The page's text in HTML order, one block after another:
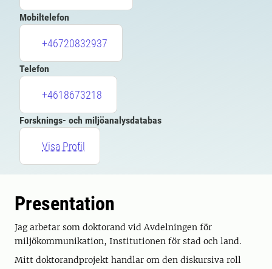
Mobiltelefon
+46720832937
Telefon
+4618673218
Forsknings- och miljöanalysdatabas
Visa Profil
Presentation
Jag arbetar som doktorand vid Avdelningen för
miljökommunikation, Institutionen för stad och land.
Mitt doktorandprojekt handlar om den diskursiva roll